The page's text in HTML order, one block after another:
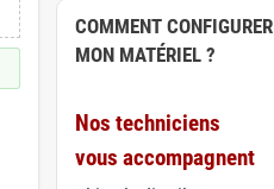
COMMENT CONFIGURER
MON MATÉRIEL ?
Nos techniciens
vous accompagnent